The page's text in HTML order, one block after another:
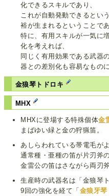
化できるスキルであり、
これが自動発動できるとい
裕が生まれるということであ
特に、有用スキルが一気に
化を考えれば、
同じく有用効果である武器
器との差別化も容易なもの
金狼琴トドロキ
MHX
MHXに登場する特殊個体金
まばゆい緑と金の狩猟笛。
あしらわれている帯電毛が
通常種・亜種の笛が片刃斧
金雷公の笛はさながら両刃
生産時の武器名は「金狼琴
9回の強化を経て「金狼牙琴